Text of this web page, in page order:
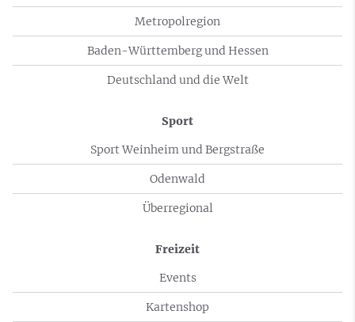
Metropolregion
Baden-Württemberg und Hessen
Deutschland und die Welt
Sport
Sport Weinheim und Bergstraße
Odenwald
Überregional
Freizeit
Events
Kartenshop